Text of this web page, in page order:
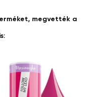
megvették a